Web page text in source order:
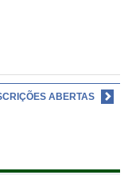
ABERTAS